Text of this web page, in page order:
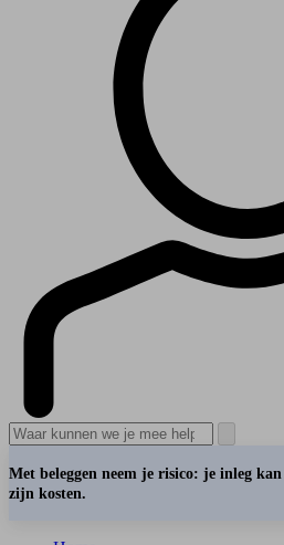
Met beleggen neem je risico: je inleg
zijn kosten.